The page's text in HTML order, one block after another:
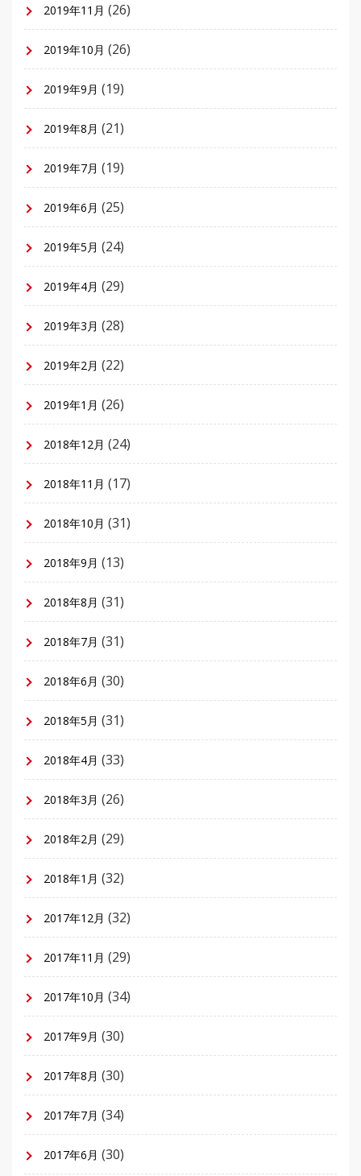
2019年11月 (26)
2019年10月 (26)
2019年9月 (19)
2019年8月 (21)
2019年7月 (19)
2019年6月 (25)
2019年5月 (24)
2019年4月 (29)
2019年3月 (28)
2019年2月 (22)
2019年1月 (26)
2018年12月 (24)
2018年11月 (17)
2018年10月 (31)
2018年9月 (13)
2018年8月 (31)
2018年7月 (31)
2018年6月 (30)
2018年5月 (31)
2018年4月 (33)
2018年3月 (26)
2018年2月 (29)
2018年1月 (32)
2017年12月 (32)
2017年11月 (29)
2017年10月 (34)
2017年9月 (30)
2017年8月 (30)
2017年7月 (34)
2017年6月 (30)